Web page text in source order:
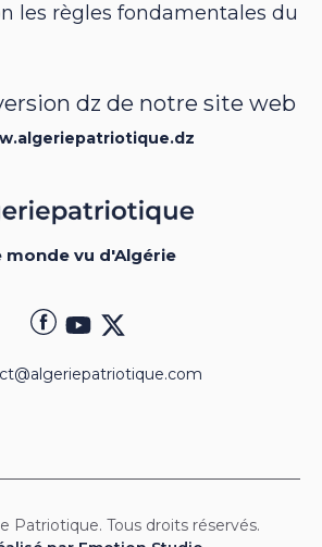
les règles fondamentales du
dz de notre site web
monde vu d'Algérie
Patriotique. Tous droits réservés.